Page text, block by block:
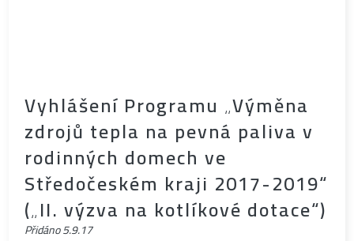
Vyhlášení Programu „Výměna
zdrojů tepla na pevná paliva v
rodinných domech ve
Středočeském kraji 2017-2019“
(„II. výzva na kotlíkové dotace“)
Přidáno5.9.17